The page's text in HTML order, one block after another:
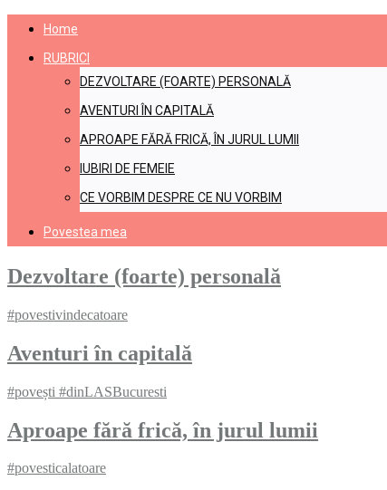
Home
RUBRICI
DEZVOLTARE (FOARTE) PERSONALĂ​
AVENTURI ÎN CAPITALĂ​
APROAPE FĂRĂ FRICĂ, ÎN JURUL LUMII​
IUBIRI DE FEMEIE​
CE VORBIM DESPRE CE NU VORBIM
Povestea mea
Dezvoltare (foarte) personală
#povestivindecatoare
Aventuri în capitală
#povești #dinLASBucuresti
Aproape fără frică, în jurul lumii
#povesticalatoare